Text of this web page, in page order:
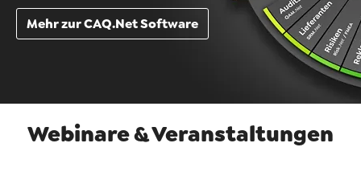
Mehr zur CAQ.Net Software
Webinare & Veranstaltungen